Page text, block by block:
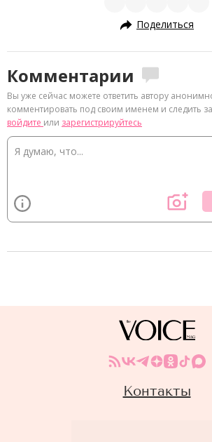
Поделиться
Комментарии
Вы уже сейчас можете ответить автору
комментировать под своим именем и следить
войдите или зарегистрируйтесь
Контакты